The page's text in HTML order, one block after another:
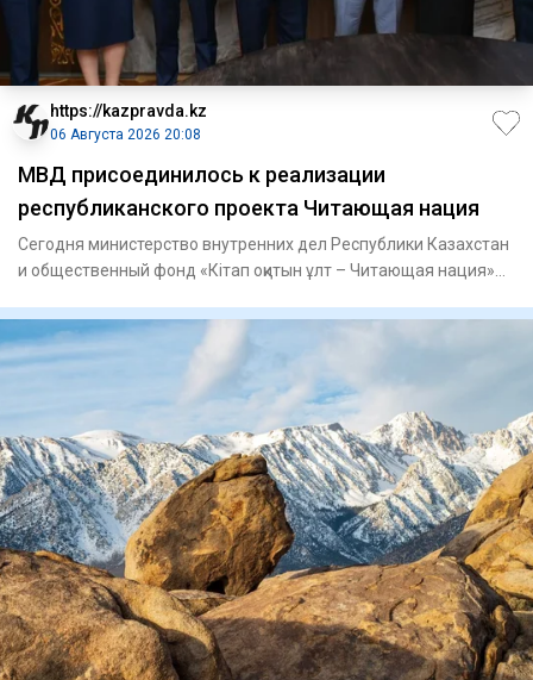
https://kazpravda.kz
06 Августа 2026 20:08
МВД присоединилось к реализации
республиканского проекта Читающая нация
Сегодня министерство внутренних дел Республики Казахстан
и общественный фонд «Кітап оқитын ұлт – Читающая нация»